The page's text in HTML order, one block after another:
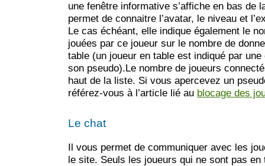
une fenêtre informative s’affiche en bas de
permet de connaitre l’avatar, le niveau et
Le cas échéant, elle indique également le
jouées par ce joueur sur le nombre de
table (un joueur en table est indiqué par
son pseudo).Le nombre de joueurs
haut de la liste. Si vous apercevez un
référez-vous à l’article lié au blocage des
Le chat
Il vous permet de communiquer avec les
le site. Seuls les joueurs qui ne sont pas en